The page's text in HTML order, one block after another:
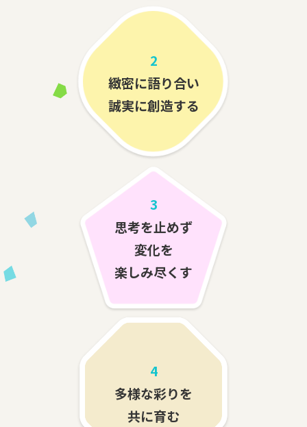
2
緻密に語り合い
誠実に創造する
3
思考を止めず
変化を
楽しみ尽くす
4
多様な彩りを
共に育む